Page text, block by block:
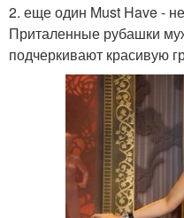
2. еще один Must Have -
Приталенные рубашки
подчеркивают красивую